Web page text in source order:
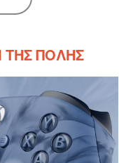
ΤΗΣ ΠΌΛΗΣ